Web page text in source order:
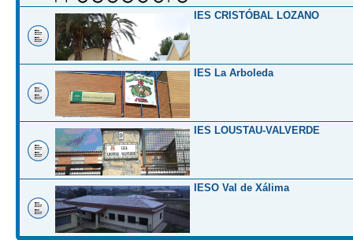
IES CRISTÓBAL LOZANO
IES La Arboleda
IES LOUSTAU-VALVERDE
IESO Val de Xálima